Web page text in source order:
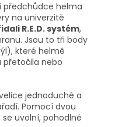
předchůdce helma
na univerzitě
R.E.D. systém,
Jsou to tři body
které helmě
přetočila nebo
jednoduché a
Pomocí dvou
uvolní, pohodlně